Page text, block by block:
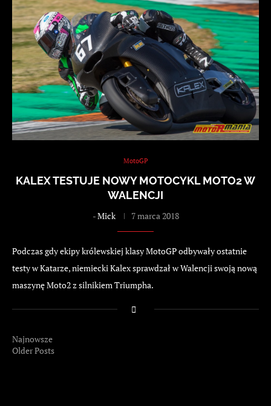
MotoGP
KALEX TESTUJE NOWY MOTOCYKL MOTO2 W
WALENCJI
-Mick 7 marca 2018
Podczas gdy ekipy królewskiej klasy MotoGP odbywały ostatnie
testy w Katarze, niemiecki Kalex sprawdzał w Walencji swoją nową
maszynę Moto2 z silnikiem Triumpha.
Najnowsze
Older Posts